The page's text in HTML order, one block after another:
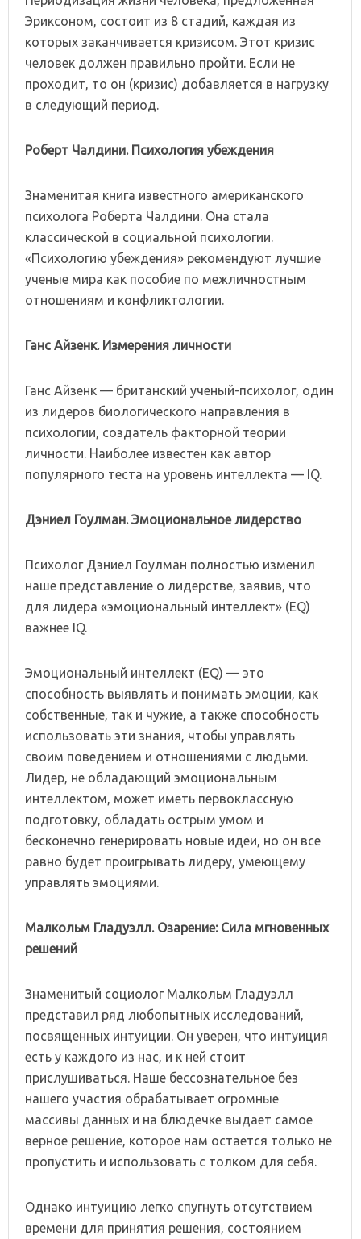
Эриксоном, состоит из 8 стадий, каждая из
которых заканчивается кризисом. Этот кризис
человек должен правильно пройти. Если не
проходит, то он (кризис) добавляется в нагрузку
в следующий период.
Роберт Чалдини. Психология убеждения
Знаменитая книга известного американского
психолога Роберта Чалдини. Она стала
классической в социальной психологии.
«Психологию убеждения» рекомендуют лучшие
ученые мира как пособие по межличностным
отношениям и конфликтологии.
Ганс Айзенк. Измерения личности
Ганс Айзенк — британский ученый-психолог, один
из лидеров биологического направления в
психологии, создатель факторной теории
личности. Наиболее известен как автор
популярного теста на уровень интеллекта — IQ.
Дэниел Гоулман. Эмоциональное лидерство
Психолог Дэниел Гоулман полностью изменил
наше представление о лидерстве, заявив, что
для лидера «эмоциональный интеллект» (EQ)
важнее IQ.
Эмоциональный интеллект (EQ) — это
способность выявлять и понимать эмоции, как
собственные, так и чужие, а также способность
использовать эти знания, чтобы управлять
своим поведением и отношениями с людьми.
Лидер, не обладающий эмоциональным
интеллектом, может иметь первоклассную
подготовку, обладать острым умом и
бесконечно генерировать новые идеи, но он все
равно будет проигрывать лидеру, умеющему
управлять эмоциями.
Малкольм Гладуэлл. Озарение: Сила мгновенных
решений
Знаменитый социолог Малкольм Гладуэлл
представил ряд любопытных исследований,
посвященных интуиции. Он уверен, что интуиция
есть у каждого из нас, и к ней стоит
прислушиваться. Наше бессознательное без
нашего участия обрабатывает огромные
массивы данных и на блюдечке выдает самое
верное решение, которое нам остается только не
пропустить и использовать с толком для себя.
Однако интуицию легко спугнуть отсутствием
времени для принятия решения, состоянием